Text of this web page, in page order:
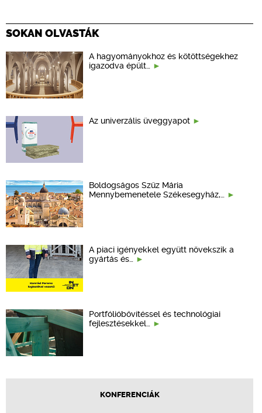
SOKAN OLVASTÁK
A hagyományokhoz és kötöttségekhez
igazodva épült…
Az univerzális üveggyapot
Boldogságos Szűz Mária
Mennybemenetele Székesegyház,…
A piaci igényekkel együtt növekszik a
gyártás és…
Portfólióbővítéssel és technológiai
fejlesztésekkel…
KONFERENCIÁK